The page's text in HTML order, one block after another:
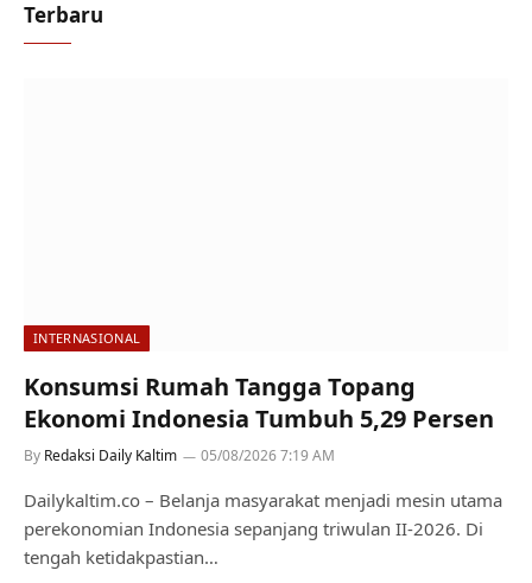
Terbaru
INTERNASIONAL
Konsumsi Rumah Tangga Topang
Ekonomi Indonesia Tumbuh 5,29 Persen
By Redaksi Daily Kaltim 05/08/2026 7:19 AM
Dailykaltim.co – Belanja masyarakat menjadi mesin utama
perekonomian Indonesia sepanjang triwulan II-2026. Di
tengah ketidakpastian…